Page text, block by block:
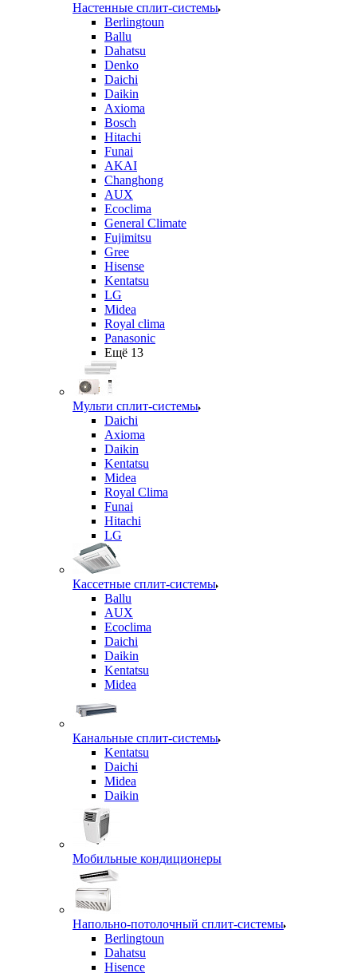
Настенные сплит-системы
Berlingtoun
Ballu
Dahatsu
Denko
Daichi
Daikin
Axioma
Bosch
Hitachi
Funai
AKAI
Changhong
AUX
Ecoclima
General Climate
Fujimitsu
Gree
Hisense
Kentatsu
LG
Midea
Royal clima
Panasonic
Ещё 13
Мульти сплит-системы
Daichi
Axioma
Daikin
Kentatsu
Midea
Royal Clima
Funai
Hitachi
LG
Кассетные сплит-системы
Ballu
AUX
Ecoclima
Daichi
Daikin
Kentatsu
Midea
Канальные сплит-системы
Kentatsu
Daichi
Midea
Daikin
Мобильные кондиционеры
Напольно-потолочный сплит-системы
Berlingtoun
Dahatsu
Hisence